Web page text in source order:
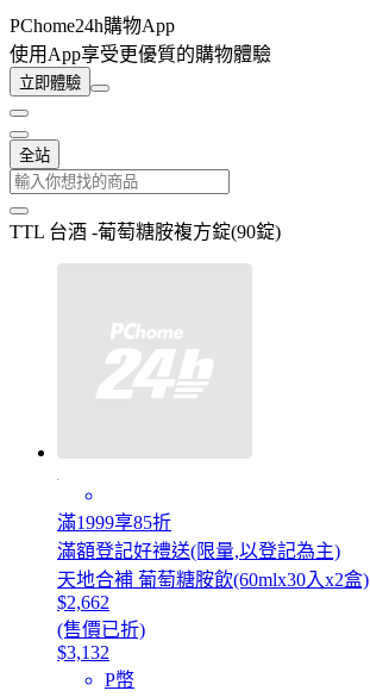
PChome24h購物App
使用App享受更優質的購物體驗
立即體驗
全站
TTL 台酒 -葡萄糖胺複方錠(90錠)
滿1999享85折
滿額登記好禮送(限量,以登記為主)
天地合補 葡萄糖胺飲(60mlx30入x2盒)
$2,662
(售價已折)
$3,132
P幣